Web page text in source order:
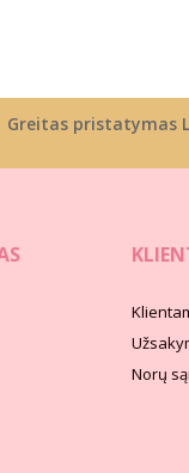
Greitas pristatymas
Norų